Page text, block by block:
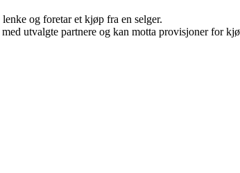
og foretar et kjøp fra en selger.
utvalgte partnere og kan motta provisjoner for